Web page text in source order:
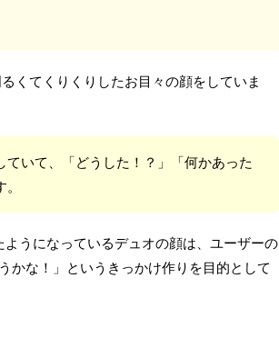
くてくりくりしたお目々の顔をしていま
いて、「どうした！？」「何かあった
うになっているデュオの顔は、ユーザーの
かな！」というきっかけ作りを目的として